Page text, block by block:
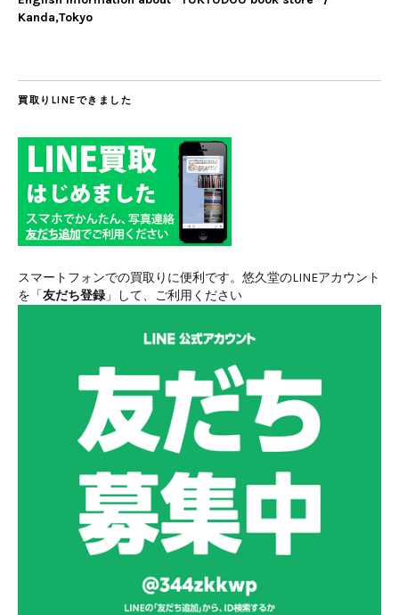
Kanda,Tokyo
買取りLINEできました
スマートフォンでの買取りに便利です。悠久堂のLINEアカウント
を「友だち登録 」して、ご利用ください